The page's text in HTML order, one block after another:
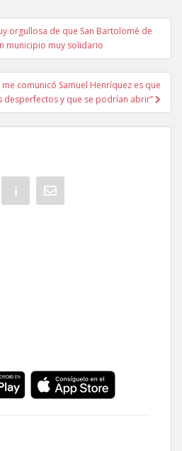
entradas
orgullosa de que San Bartolomé de
municipio muy solidario
me comunicó Samuel Henríquez es que
desperfectos y que se podrían abrir”